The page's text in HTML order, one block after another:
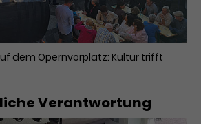
dem Opernvorplatz: Kultur trifft
Verantwortung